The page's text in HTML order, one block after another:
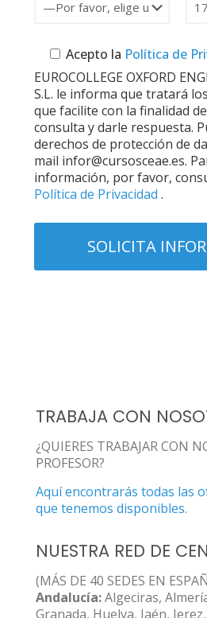
Acepto la Política de
EUROCOLLEGE OXFORD
S.L. le informa que tratará
que facilite con la finalidad
consulta y darle respuesta.
derechos de protección de
mail infor@cursosceae.es.
información, por favor,
Política de Privacidad .
TRABAJA CON
¿QUIERES TRABAJAR CON
PROFESOR?
Aquí encontrarás todas las
que tenemos disponibles.
NUESTRA RED DE
(MÁS DE 40 SEDES EN
Andalucía:Algeciras,
Granada, Huelva, Jaén,